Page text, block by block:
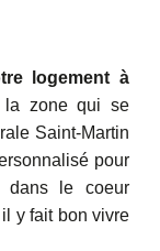
logement à
la zone qui se
Saint-Martin
pour
dans le coeur
y fait bon vivre